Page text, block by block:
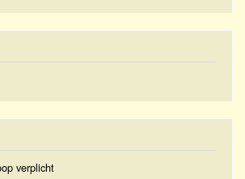
verplicht